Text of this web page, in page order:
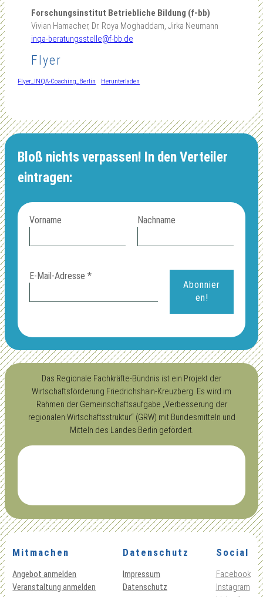
Forschungsinstitut Betriebliche Bildung (f-bb)
Vivian Hamacher, Dr. Roya Moghaddam, Jirka Neumann
inqa-beratungsstelle@f-bb.de
Flyer
Flyer_INQA-Coaching_Berlin Herunterladen
Bloß nichts verpassen! In den Verteiler
eintragen:
Vorname Nachname
E-Mail-Adresse*
Das Regionale Fachkräfte-Bündnis ist ein Projekt der
Wirtschaftsförderung Friedrichshain-Kreuzberg. Es wird im
Rahmen der Gemeinschaftsaufgabe „Verbesserung der
regionalen Wirtschaftsstruktur“ (GRW) mit Bundesmitteln und
Mitteln des Landes Berlin gefördert.
Mitmachen
Angebot anmelden
Veranstaltung anmelden
Datenschutz
Impressum
Datenschutz
Social
Facebook
Instagram